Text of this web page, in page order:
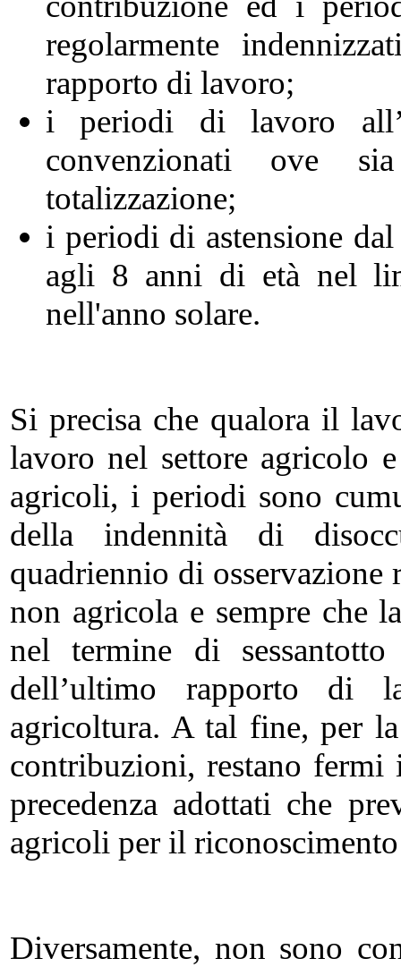
regolarmente
rapporto di lavoro;
i periodi di lavoro
convenzionati ove
totalizzazione;
i periodi di astensione
agli 8 anni di età nel
nell'anno solare.
Si precisa che qualora il
lavoro nel settore agricolo
agricoli, i periodi sono
della indennità di
quadriennio di
non agricola e sempre che
nel termine di
dell’ultimo rapporto di
agricoltura. A tal fine, per
contribuzioni, restano
precedenza adottati che
agricoli per il
Diversamente, non sono